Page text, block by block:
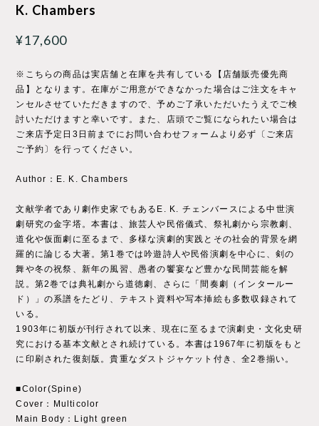
K. Chambers
¥17,600
※こちらの商品は実店舗と在庫を共有している【店舗販売優先商
品】となります。在庫がご用意ができなかった場合はご注文をキャ
ンセルさせていただきますので、予めご了承いただいたうえでご検
討いただけますと幸いです。また、店頭でご覧になられたい場合は
ご来店予定日3日前までにお問い合わせフォームより必ず〔ご来店
ご予約〕を行ってください。
Author：E. K. Chambers
文献学者であり劇作史家でもあるE. K. チェンバースによる中世演
劇研究の金字塔。本書は、旅芸人や民俗儀式、祭礼劇から宗教劇、
道化や仮面劇に至るまで、多様な演劇的実践とその社会的背景を網
羅的に論じる大著。第1巻では吟遊詩人や民俗演劇を中心に、剣の
舞や冬の祝祭、新年の風習、愚者の饗宴など豊かな民間芸能を解
説。第2巻では典礼劇から道徳劇、さらに「間奏劇（インタールー
ド）」の系譜をたどり、テキスト資料や写本挿絵も多数収録されて
いる。
1903年に初版が刊行されて以来、現在に至るまで演劇史・文化史研
究における基本文献とされ続けている。本書は1967年に初版をもと
に印刷された復刻版。貴重なダストジャケット付き、全2巻揃い。
■Color(Spine)
Cover：Multicolor
Main Body：Light green